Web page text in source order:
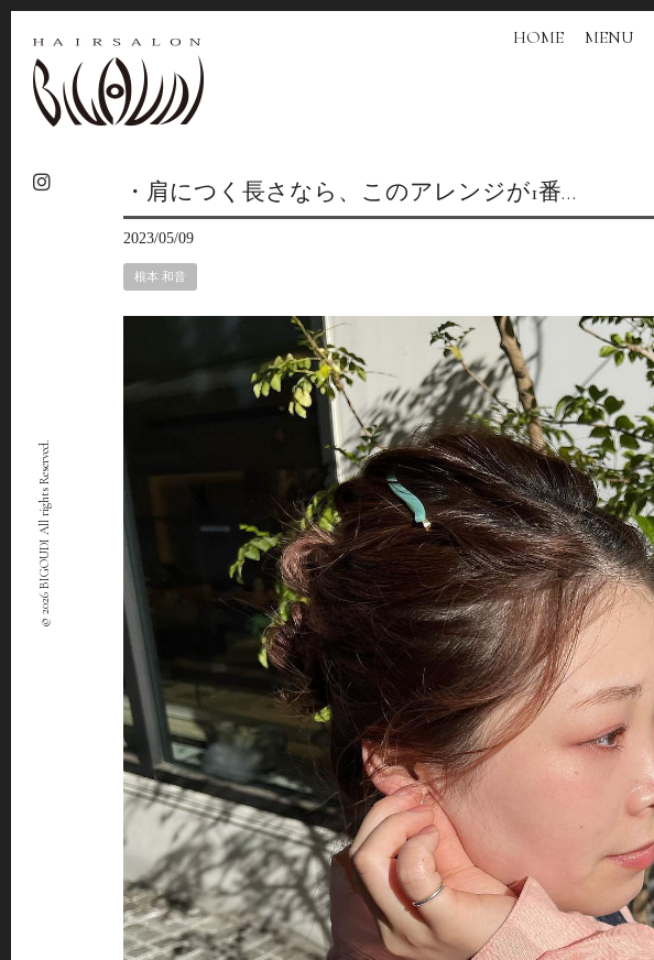
HOME MENU
© 2026 BIGOUDI All rights Reserved.
・肩につく長さなら、このアレンジが1番…
2023/05/09
根本 和音